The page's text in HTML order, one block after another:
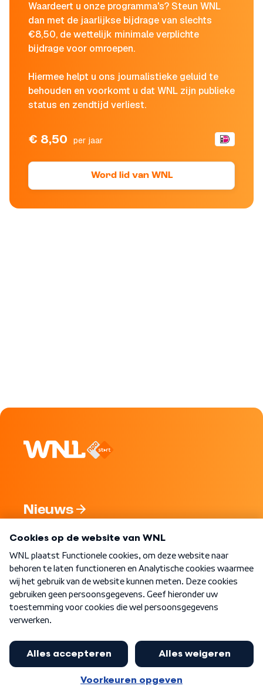
Waardeert u onze programma's? Steun WNL
dan met de jaarlijkse bijdrage van slechts
€8,50, de wettelijk minimale verplichte
bijdrage voor omroepen.
Hiermee helpt u ons journalistieke geluid te
behouden en voorkomt u dat WNL zijn publieke
status en zendtijd verliest.
€ 8,50 per jaar
Word lid van WNL
Nieuws
Nieuwsbrief
Word Lid